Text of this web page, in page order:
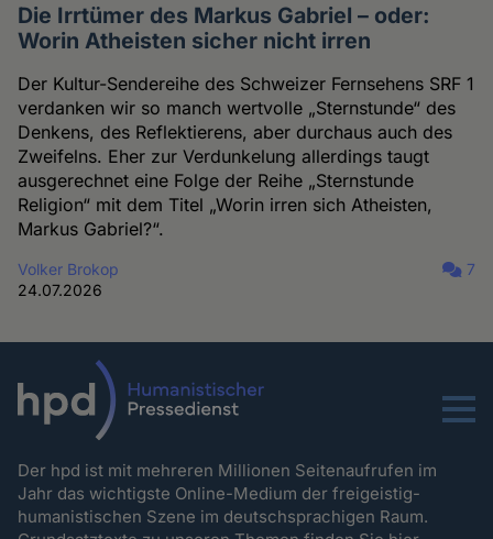
Die Irrtümer des Markus Gabriel – oder:
Worin Atheisten sicher nicht irren
Der Kultur-Sendereihe des Schweizer Fernsehens SRF 1
verdanken wir so manch wertvolle „Sternstunde“ des
Denkens, des Reflektierens, aber durchaus auch des
Zweifelns. Eher zur Verdunkelung allerdings taugt
ausgerechnet eine Folge der Reihe „Sternstunde
Religion“ mit dem Titel „Worin irren sich Atheisten,
Markus Gabriel?“.
Volker Brokop
24.07.2026
7
Menu
Der hpd ist mit mehreren Millionen Seitenaufrufen im
Jahr das wichtigste Online-Medium der freigeistig-
humanistischen Szene im deutschsprachigen Raum.